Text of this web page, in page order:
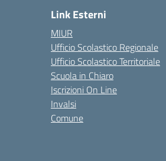
Link Esterni
MIUR
Ufficio Scolastico Regionale
Ufficio Scolastico Territoriale
Scuola in Chiaro
Iscrizioni On Line
Invalsi
Comune